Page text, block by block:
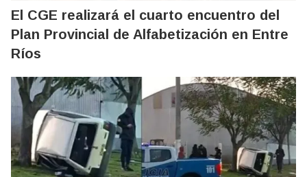
El CGE realizará el cuarto encuentro del
Plan Provincial de Alfabetización en Entre
Ríos